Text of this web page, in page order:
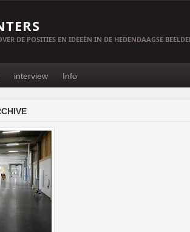
DE POSITIES EN IDEEËN IN DE HEDENDAAGSE
interview Info